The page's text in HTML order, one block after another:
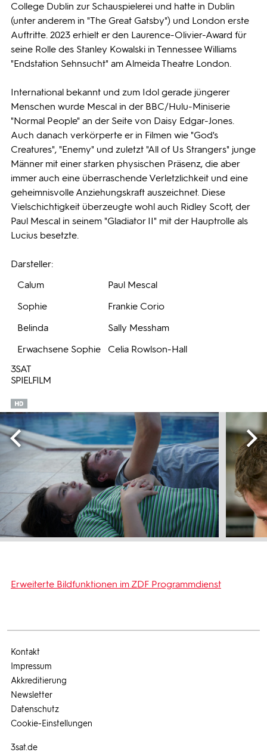
College Dublin zur Schauspielerei und hatte in Dublin
(unter anderem in "The Great Gatsby") und London erste
Auftritte. 2023 erhielt er den Laurence-Olivier-Award für
seine Rolle des Stanley Kowalski in Tennessee Williams
"Endstation Sehnsucht" am Almeida Theatre London.
International bekannt und zum Idol gerade jüngerer
Menschen wurde Mescal in der BBC/Hulu-Miniserie
"Normal People" an der Seite von Daisy Edgar-Jones.
Auch danach verkörperte er in Filmen wie "God's
Creatures", "Enemy" und zuletzt "All of Us Strangers" junge
Männer mit einer starken physischen Präsenz, die aber
immer auch eine überraschende Verletzlichkeit und eine
geheimnisvolle Anziehungskraft auszeichnet. Diese
Vielschichtigkeit überzeugte wohl auch Ridley Scott, der
Paul Mescal in seinem "Gladiator II" mit der Hauptrolle als
Lucius besetzte.
Darsteller:
Calum
Paul Mescal
Sophie
Frankie Corio
Belinda
Sally Messham
Erwachsene Sophie
Celia Rowlson-Hall
3SAT
SPIELFILM
Erweiterte Bildfunktionen im ZDF Programmdienst
3sat.de
Kontakt
Impressum
Akkreditierung
Newsletter
Datenschutz
Cookie-Einstellungen